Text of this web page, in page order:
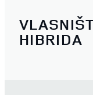
HIBRIDA